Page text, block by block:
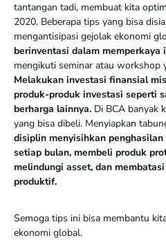
tantangan tadi, membuat kita
2020. Beberapa tips yang bisa
mengantisipasi gejolak ekonomi
berinventasi dalam memperkaya
mengikuti seminar atau workshop
Melakukan investasi finansial
produk-produk investasi seperti
berharga lainnya. Di BCA banyak
yang bisa dibeli. Menyiapkan
disiplin menyisihkan
setiap bulan, membeli produk
melindungi asset, dan
produktif.
Semoga tips ini bisa membantu
ekonomi global.